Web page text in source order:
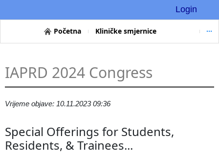
Login
Početna Kliničke smjernice
IAPRD 2024 Congress
Vrijeme objave: 10.11.2023 09:36
Special Offerings for Students,
Residents, & Trainees...